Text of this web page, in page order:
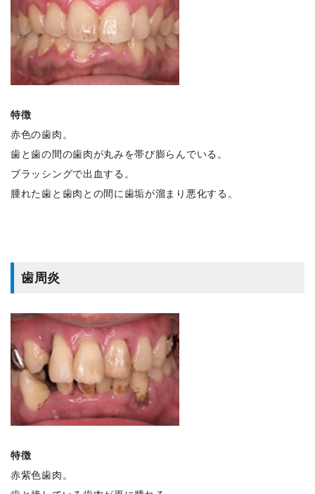
特徴
赤色の歯肉。
歯と歯の間の歯肉が丸みを帯び膨らんでいる。
ブラッシングで出血する。
腫れた歯と歯肉との間に歯垢が溜まり悪化する。
歯周炎
特徴
赤紫色歯肉。